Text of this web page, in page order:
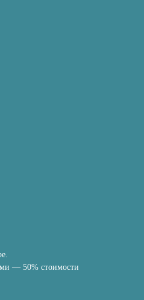
— 50% стоимости